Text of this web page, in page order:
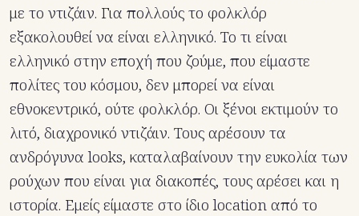
με το ντιζάιν. Για πολλούς το φολκλόρ
εξακολουθεί να είναι ελληνικό. Το τι είναι
ελληνικό στην εποχή που ζούμε, που είμαστε
πολίτες του κόσμου, δεν μπορεί να είναι
εθνοκεντρικό, ούτε φολκλόρ. Οι ξένοι εκτιμούν το
λιτό, διαχρονικό ντιζάιν. Τους αρέσουν τα
ανδρόγυνα looks, καταλαβαίνουν την ευκολία των
ρούχων που είναι για διακοπές, τους αρέσει και η
ιστορία. Εμείς είμαστε στο ίδιο location από το